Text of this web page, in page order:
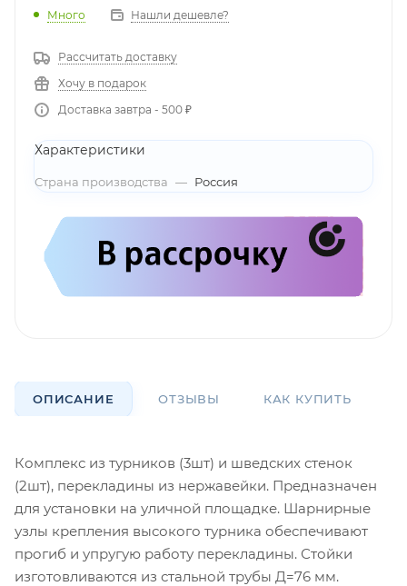
Много Нашли дешевле?
Рассчитать доставку
Хочу в подарок
Доставка завтра - 500 ₽
Характеристики
Страна производства — Россия
ОПИСАНИЕ ОТЗЫВЫ КАК КУПИТЬ
Комплекс из турников (3шт) и шведских стенок
(2шт), перекладины из нержавейки. Предназначен
для установки на уличной площадке. Шарнирные
узлы крепления высокого турника обеспечивают
прогиб и упругую работу перекладины. Стойки
изготовливаются из стальной трубы Д=76 мм.